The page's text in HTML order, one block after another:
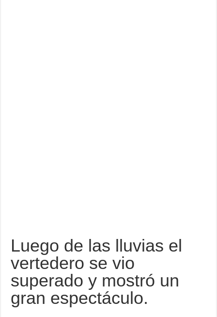
Luego de las lluvias el
vertedero se vio
superado y mostró un
gran espectáculo.